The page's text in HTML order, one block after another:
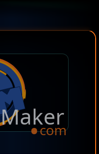
Maker
.com